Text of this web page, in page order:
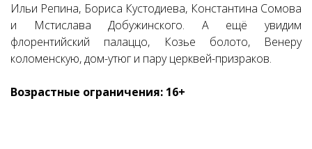
Ильи Репина, Бориса Кустодиева, Константина Сомова
и Мстислава Добужинского. А ещё увидим
флорентийский палаццо, Козье болото, Венеру
коломенскую, дом-утюг и пару церквей-призраков.
Возрастные ограничения: 16+